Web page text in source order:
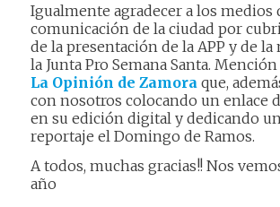
Igualmente agradecer a los medios
comunicación de la ciudad por
de la presentación de la APP y de la
la Junta Pro Semana Santa.
La Opinión de Zamora que,
con nosotros colocando un enlace
en su edición digital y dedicando
reportaje el Domingo de Ramos.
A todos, muchas gracias!! Nos
año